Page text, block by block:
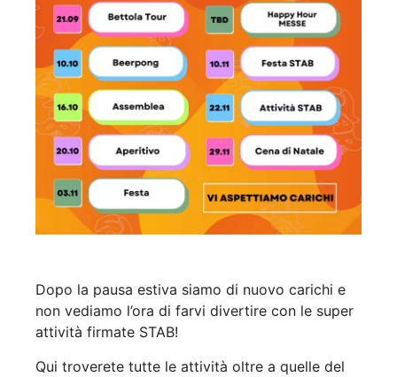
Dopo la pausa estiva siamo di nuovo carichi e
non vediamo l’ora di farvi divertire con le super
attività firmate STAB!
Qui troverete tutte le attività oltre a quelle del